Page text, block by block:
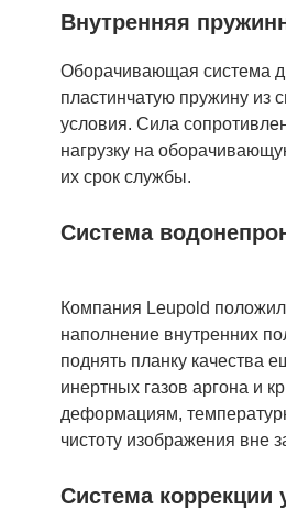
Внутренняя
Оборачивающая система
пластинчатую пружину из
условия. Сила
нагрузку на
их срок службы.
Система
Компания Leupold
наполнение внутренних
поднять планку качества
инертных газов аргона и
деформациям,
чистоту изображения вне
Система коррекции